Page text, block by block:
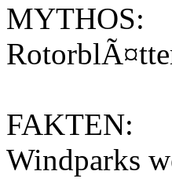
MYTHOS:
FAKTEN:
Windparks